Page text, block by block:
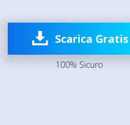
 Scarica Gratis
100% Sicuro